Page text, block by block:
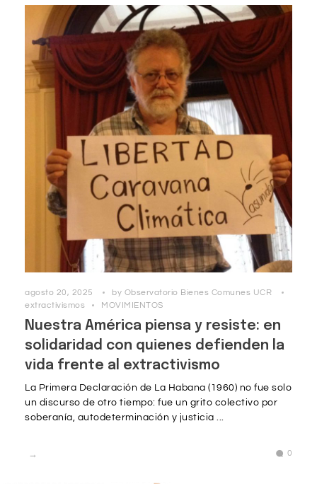
agosto 20, 2025 by Observatorio Bienes Comunes UCR
extractivismos
MOVIMIENTOS
Nuestra América piensa y resiste: en
solidaridad con quienes defienden la
vida frente al extractivismo
La Primera Declaración de La Habana (1960) no fue solo
un discurso de otro tiempo: fue un grito colectivo por
soberanía, autodeterminación y justicia ...
0